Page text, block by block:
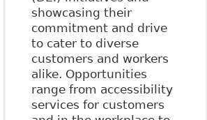
showcasing their
commitment and drive
to cater to diverse
customers and workers
alike. Opportunities
range from accessibility
services for customers